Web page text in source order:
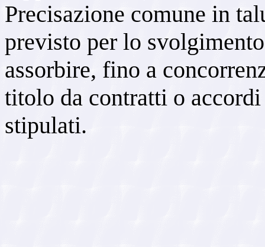
Precisazione comune in
previsto per lo
assorbire, fino a
titolo da contratti o
stipulati.